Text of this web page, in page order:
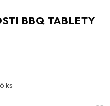
BBQ TABLETY
ks